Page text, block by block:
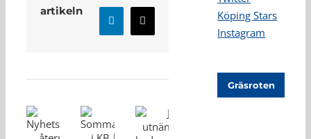
artikeln
LinkedInE-
post
Köping Stars
Instagram
Gräsroten